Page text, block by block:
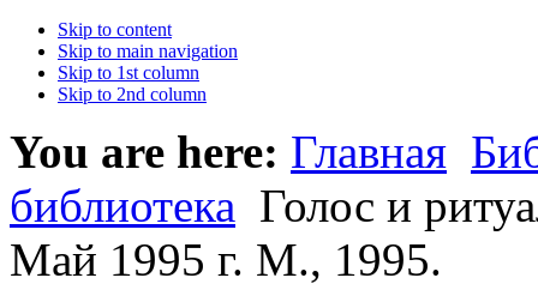
Skip to content
Skip to main navigation
Skip to 1st column
Skip to 2nd column
You are here: Главная
библиотека Голос и
Май 1995 г. М., 1995.